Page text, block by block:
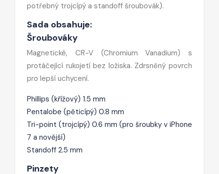
potřebný trojcípý a standoff šroubovák).
Sada obsahuje:
Šroubováky
Magnetické, CR-V (Chromium Vanadium) s
protáčející rukojetí bez ložiska. Zdrsněný povrch
pro lepší uchycení.
Phillips (křížový) 1.5 mm
Pentalobe (pěticípý) 0.8 mm
Tri-point (trojcípý) 0.6 mm (pro šroubky v iPhone
7 a novější)
Standoff 2.5 mm
Pinzety